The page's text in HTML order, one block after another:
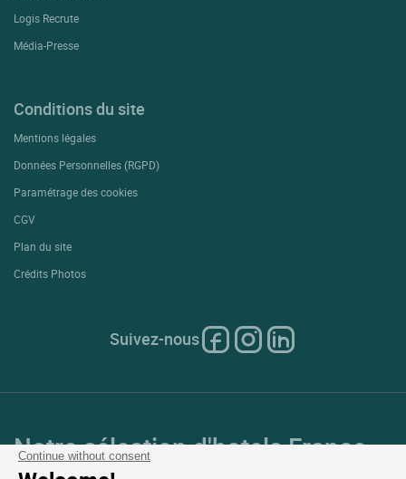
Continue without consent
Logis Recrute
Média-Presse
Conditions du site
Mentions légales
Données Personnelles (RGPD)
Paramétrage des cookies
CGV
Plan du site
Crédits Photos
Suivez-nous
Notre sélection d'hotels France